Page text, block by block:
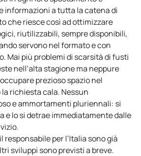
informazioni a tutta la catena di
che riesce così ad ottimizzare
riutilizzabili, sempre disponibili,
servono nel formato e con
Mai più problemi di scarsità di fusti
nell’alta stagione ma neppure
prezioso spazio nel
richiesta cala. Nessun
e ammortamenti pluriennali: si
e lo si detrae immediatamente dalle
responsabile per l’Italia sono già
sviluppi sono previsti a breve.